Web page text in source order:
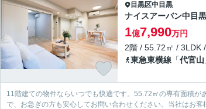
目黒区中目黒
ナイスアーバン中目
1億7,990万円
2階 / 55.72㎡ / 3LDK
東急東横線 「代官山
11階建ての物件ならいつでも快適です。55.72㎡の専有面積
で、お急ぎの方も安心してお問い合わせください。当社はお